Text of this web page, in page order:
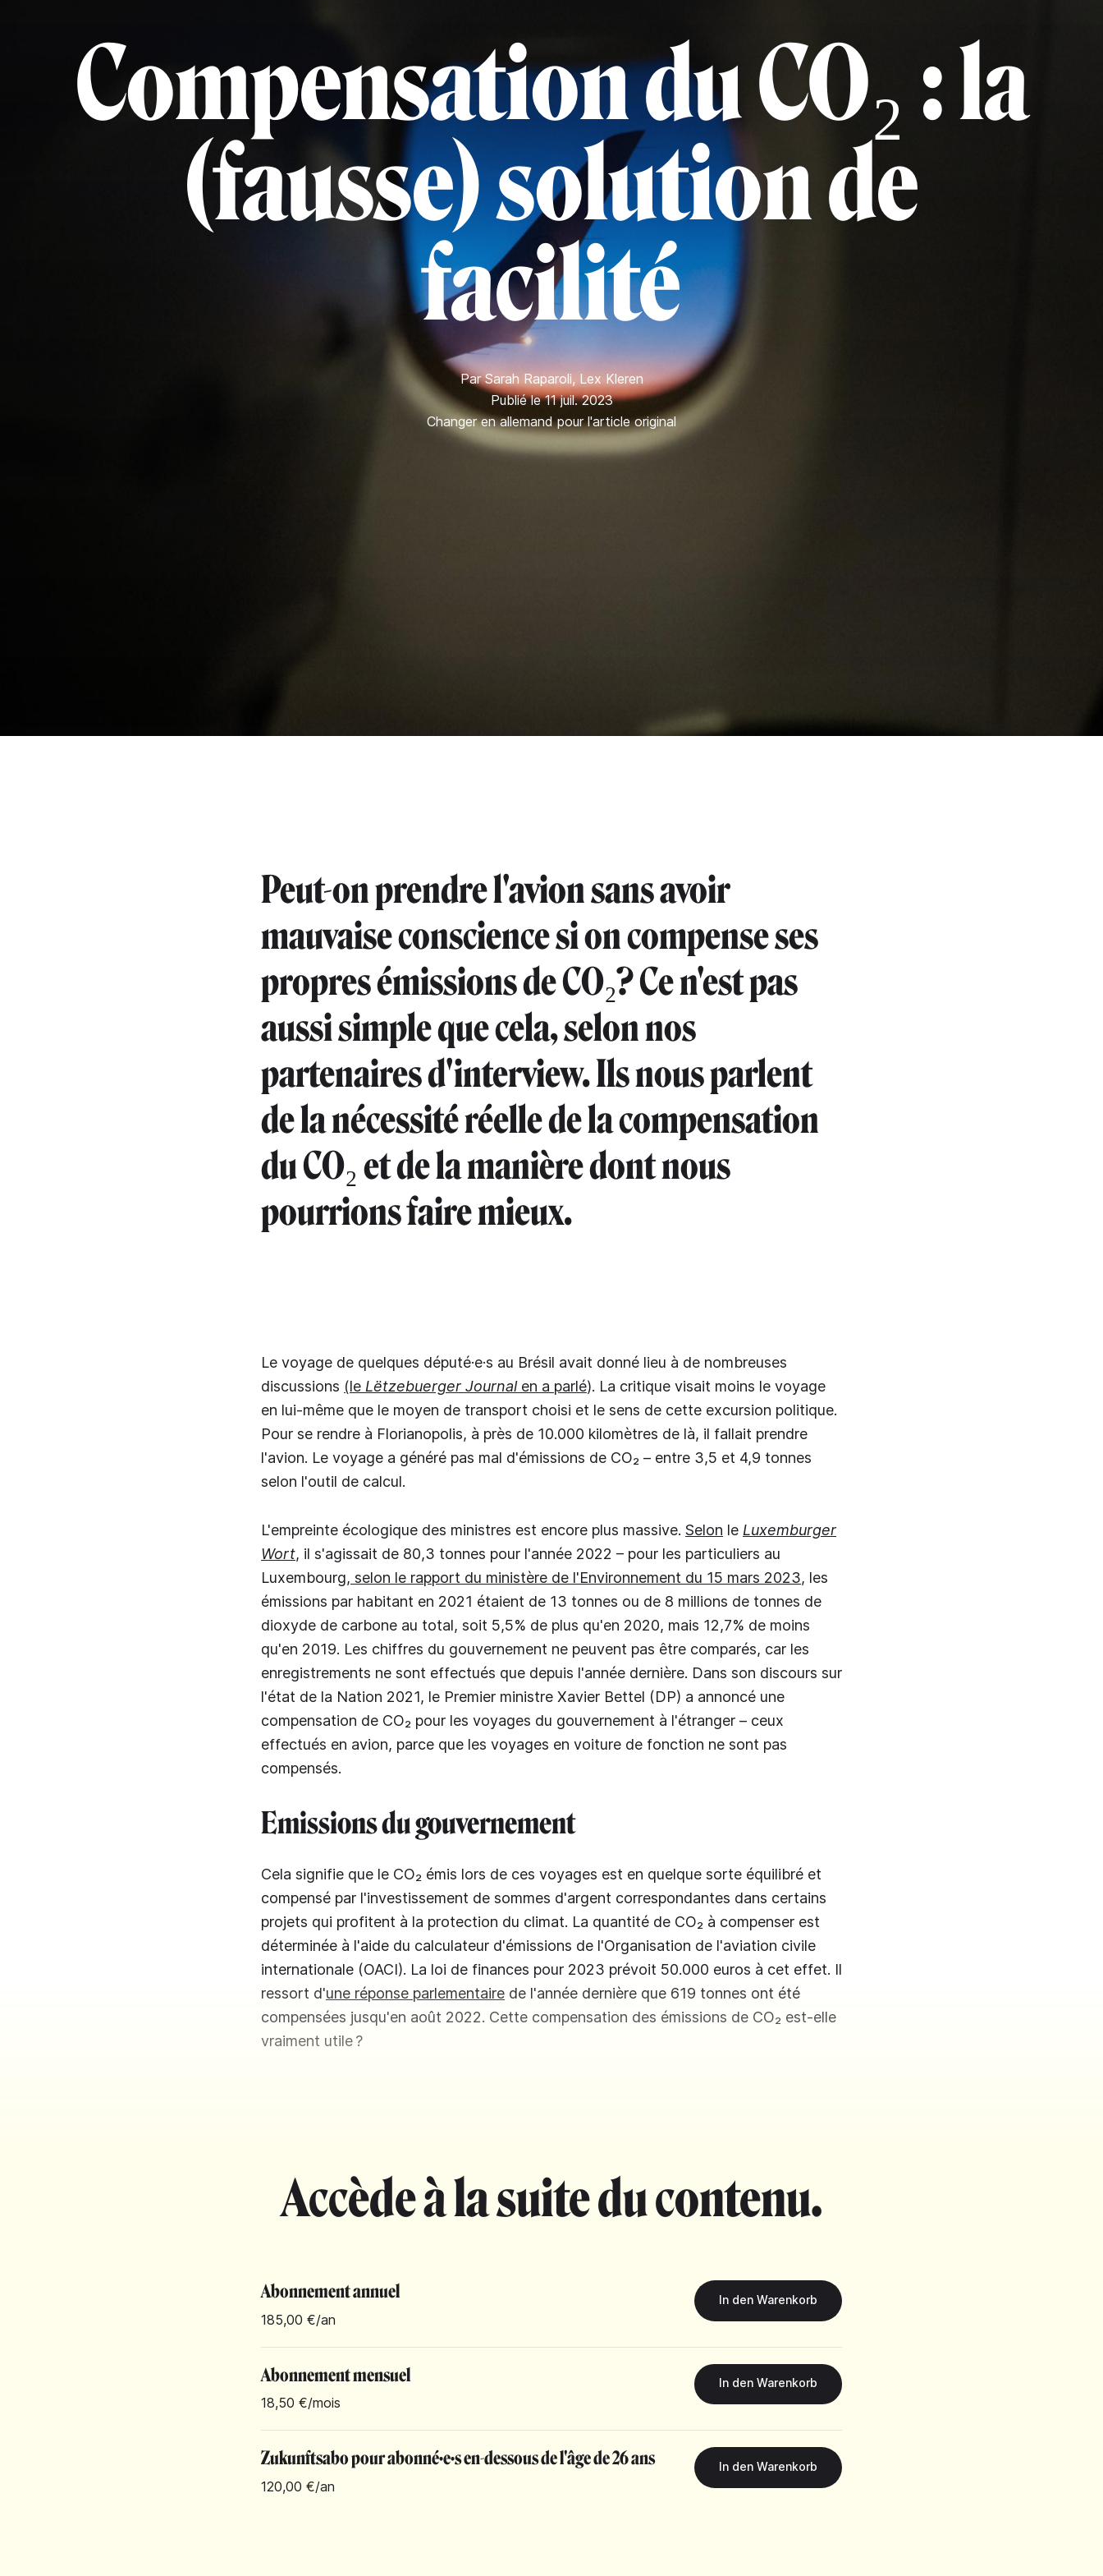
Compensation du CO₂ : la
(fausse) solution de
facilité
ParSarah Raparoli, Lex Kleren
Publié le 11 juil. 2023
Changer en allemand pour l'article original
Peut-on prendre l'avion sans avoir
mauvaise conscience si on compense ses
propres émissions de CO₂? Ce n'est pas
aussi simple que cela, selon nos
partenaires d'interview. Ils nous parlent
de la nécessité réelle de la compensation
du CO₂ et de la manière dont nous
pourrions faire mieux.
Le voyage de quelques député·e·s au Brésil avait donné lieu à de nombreuses
discussions (le Lëtzebuerger Journalen a parlé). La critique visait moins le voyage
en lui-même que le moyen de transport choisi et le sens de cette excursion politique.
Pour se rendre à Florianopolis, à près de 10.000 kilomètres de là, il fallait prendre
l'avion. Le voyage a généré pas mal d'émissions de CO₂ – entre 3,5 et 4,9 tonnes
selon l'outil de calcul.
L'empreinte écologique des ministres est encore plus massive. Selon le Luxemburger
Wort, il s'agissait de 80,3 tonnes pour l'année 2022 – pour les particuliers au
Luxembourg, selon le rapport du ministère de l'Environnement du 15 mars 2023, les
émissions par habitant en 2021 étaient de 13 tonnes ou de 8 millions de tonnes de
dioxyde de carbone au total, soit 5,5% de plus qu'en 2020, mais 12,7% de moins
qu'en 2019. Les chiffres du gouvernement ne peuvent pas être comparés, car les
enregistrements ne sont effectués que depuis l'année dernière. Dans son discours sur
l'état de la Nation 2021, le Premier ministre Xavier Bettel (DP) a annoncé une
compensation de CO₂ pour les voyages du gouvernement à l'étranger – ceux
effectués en avion, parce que les voyages en voiture de fonction ne sont pas
compensés.
Emissions du gouvernement
Cela signifie que le CO₂ émis lors de ces voyages est en quelque sorte équilibré et
compensé par l'investissement de sommes d'argent correspondantes dans certains
projets qui profitent à la protection du climat. La quantité de CO₂ à compenser est
déterminée à l'aide du calculateur d'émissions de l'Organisation de l'aviation civile
internationale (OACI). La loi de finances pour 2023 prévoit 50.000 euros à cet effet. Il
ressort d'une réponse parlementaire de l'année dernière que 619 tonnes ont été
compensées jusqu'en août 2022. Cette compensation des émissions de CO₂ est-elle
vraiment utile ?
Accède à la suite du contenu.
Abonnement annuel
185,00 €/an
Abonnement mensuel
18,50 €/mois
Zukunftsabo pour abonné·e·s en-dessous de l'âge de 26 ans
120,00 €/an